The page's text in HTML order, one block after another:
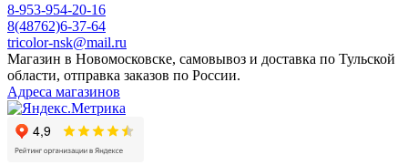
8-953-954-20-16
8(48762)6-37-64
tricolor-nsk@mail.ru
Магазин в Новомосковске, самовывоз и доставка по Тульской
области, отправка заказов по России.
Адреса магазинов